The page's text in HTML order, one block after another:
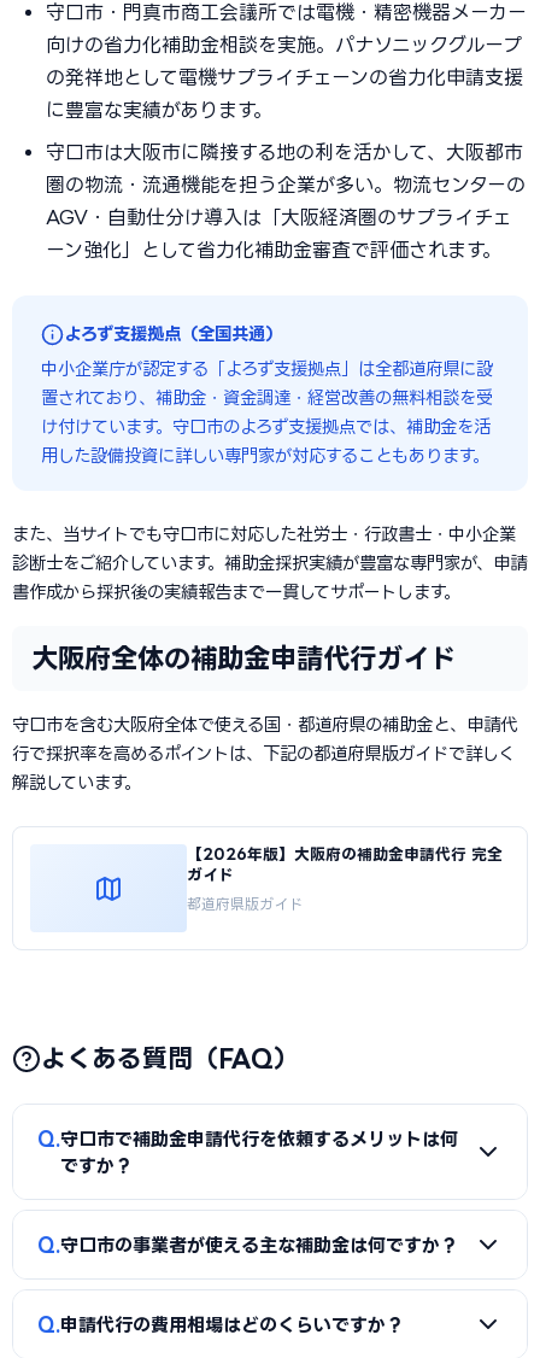
守口市・門真市商工会議所では電機・精密機器メーカー
向けの省力化補助金相談を実施。パナソニックグループ
の発祥地として電機サプライチェーンの省力化申請支援
に豊富な実績があります。
守口市は大阪市に隣接する地の利を活かして、大阪都市
圏の物流・流通機能を担う企業が多い。物流センターの
AGV・自動仕分け導入は「大阪経済圏のサプライチェ
ーン強化」として省力化補助金審査で評価されます。
よろず支援拠点（全国共通）
中小企業庁が認定する「よろず支援拠点」は全都道府県に設
置されており、補助金・資金調達・経営改善の無料相談を受
け付けています。守口市のよろず支援拠点では、補助金を活
用した設備投資に詳しい専門家が対応することもあります。
また、当サイトでも守口市に対応した社労士・行政書士・中小企業
診断士をご紹介しています。補助金採択実績が豊富な専門家が、申請
書作成から採択後の実績報告まで一貫してサポートします。
大阪府全体の補助金申請代行ガイド
守口市を含む大阪府全体で使える国・都道府県の補助金と、申請代
行で採択率を高めるポイントは、下記の都道府県版ガイドで詳しく
解説しています。
【2026年版】大阪府の補助金申請代行 完全
ガイド
都道府県版ガイド
よくある質問（FAQ）
Q 守口市で補助金申請代行を依頼するメリットは何
ですか？
A
補助金は事業計画書の完成度で採択率が大きく変わりま
成、必要書類の整備、申請システム（電子申請）の操作、採
択後の実績報告まで一貫してサポートを受けられます。本業に
Q 守口市の事業者が使える主な補助金は何ですか？
A
国の「ものづくり補助金」「IT導入補助金」「小規模事
Q 申請代行の費用相場はどのくらいですか？